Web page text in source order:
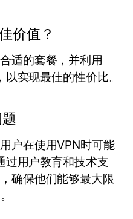
价值？
适的套餐，并利用
实现最佳的性价比。
户在使用VPN时可能
用户教育和技术支
确保他们能够最大限